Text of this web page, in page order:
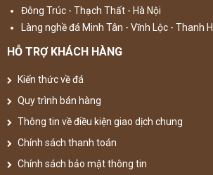
Đông Trúc - Thạch Thất - Hà Nội
Làng nghề đá Minh Tân - Vĩnh Lộc - Thanh
HỖ TRỢ KHÁCH HÀNG
Kiến thức về đá
Quy trình bán hàng
Thông tin về điều kiện giao dịch chung
Chính sách thanh toán
Chính sách bảo mật thông tin